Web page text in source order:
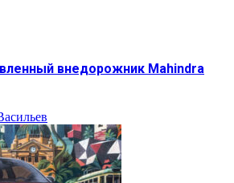
внедорожник Mahindra